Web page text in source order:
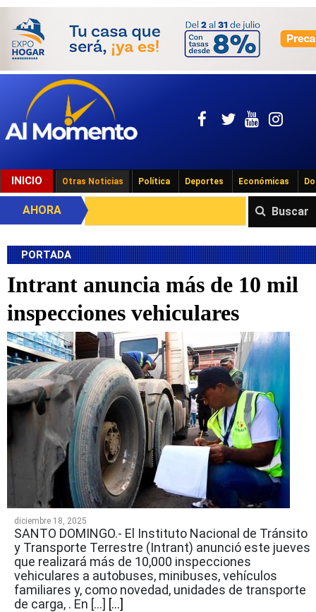
INICIO Otras Noticias Política Deportes Económicas
Buscar
AHORA
PORTADA
Intrant anuncia más de 10 mil
inspecciones vehiculares
diciembre 18, 2025
SANTO DOMINGO.- El Instituto Nacional de Tránsito
y Transporte Terrestre (Intrant) anunció este jueves
que realizará más de 10,000 inspecciones
vehiculares a autobuses, minibuses, vehículos
familiares y, como novedad, unidades de transporte
de carga, . En […] [...]